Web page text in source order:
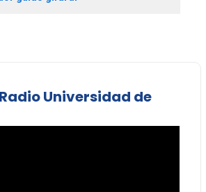
Universidad de